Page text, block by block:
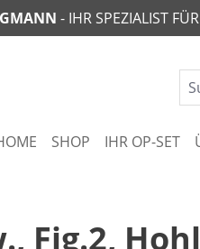
- IHR SPEZIALIST
SHOP IHR OP-SET
Fig.2,